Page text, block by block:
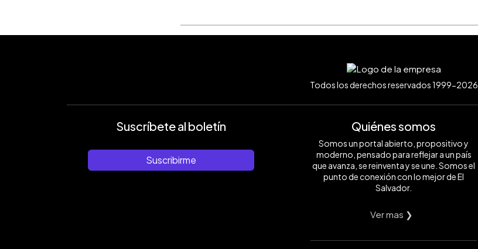
Todos los derechos reservados 1999-2026
Suscríbete al boletín
Suscribirme
Quiénes somos
Somos un portal abierto, propositivo y
moderno, pensado para reflejar a un país
que avanza, se reinventa y se une. Somos el
punto de conexión con lo mejor de El
Salvador.
Ver mas ❯